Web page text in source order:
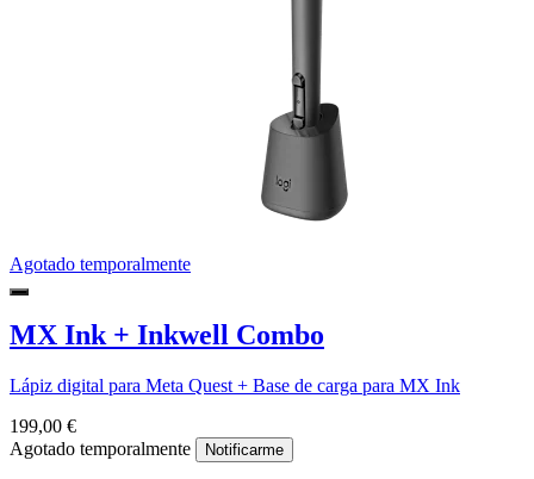
Agotado temporalmente
MX Ink + Inkwell Combo
Lápiz digital para Meta Quest + Base de carga para MX Ink
199,00 €
Agotado temporalmente
Notificarme